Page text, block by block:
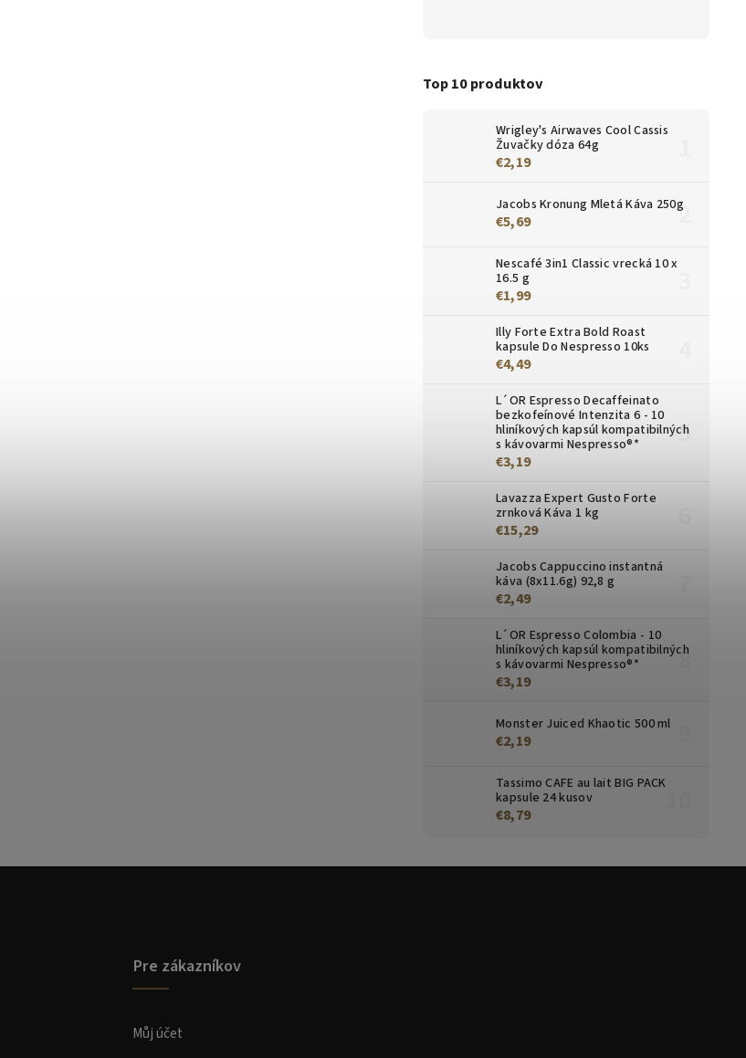
Top 10 produktov
Wrigley's Airwaves Cool Cassis
Žuvačky dóza 64g
€2,19
Jacobs Kronung Mletá Káva 250g
€5,69
Nescafé 3in1 Classic vrecká 10 x
16.5 g
€1,99
Illy Forte Extra Bold Roast
kapsule Do Nespresso 10ks
€4,49
L´OR Espresso Decaffeinato
bezkofeínové Intenzita 6 - 10
hliníkových kapsúl kompatibilných
s kávovarmi Nespresso®*
€3,19
Lavazza Expert Gusto Forte
zrnková Káva 1 kg
€15,29
Jacobs Cappuccino instantná
káva (8x11.6g) 92,8 g
€2,49
L´OR Espresso Colombia - 10
hliníkových kapsúl kompatibilných
s kávovarmi Nespresso®*
€3,19
Monster Juiced Khaotic 500 ml
€2,19
Tassimo CAFE au lait BIG PACK
kapsule 24 kusov
€8,79
Pre zákazníkov
Můj účet